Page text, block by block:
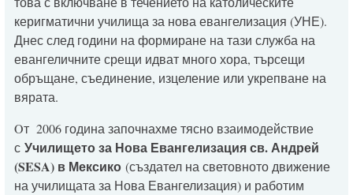
керигматични училища за нова евангелизация (УНЕ).
Днес след години на формиране на тази служба на
евангеличните срещи идват много хора, търсещи
обръщане, съединение, изцеление или укрепване на
вярата.
Oт 2006 година започнахме тясно взаимодействие
с Училището за Нова Евангелизация св. Андрей
(SESA) в Мексико (създател на световното движение
на училищата за Нова Евангелизация) и работим